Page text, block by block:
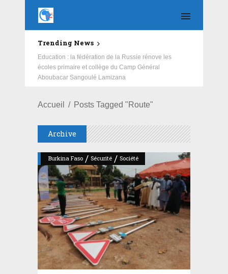
Trending News
Education : la fédération de la Russie rénove les
écoles primaire et collège du Camp Général
Aboubacar Sangoulé Lamizana
Accueil Posts Tagged "route"
Archive
Burkina Faso / Sécurité / Société